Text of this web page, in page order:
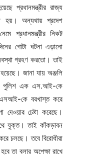
প্রধানমন্ত্রীর রাজ্য
হয়। অন্যথায় প্রদেশ
প্রধানমন্ত্রীর নিকট
গোটা ঘটনা এড়ানো
গ্রহণ করতো। তাই
জানা যায় অঞ্জলি
পুলিশ এক এস.আই-কে
কে বরখাস্ত করে
চেষ্টা করেছে।
যুক্ত। তাই কাঁকড়াবন
চলছে। তবে বিরোধীরা
তা বলার অপেক্ষা রাখে